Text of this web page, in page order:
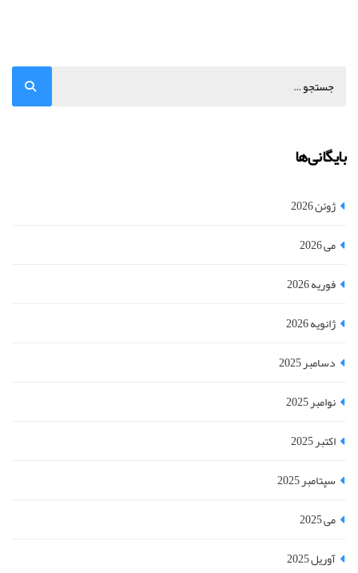
بایگانی‌ها
ژوئن 2026
می 2026
فوریه 2026
ژانویه 2026
دسامبر 2025
نوامبر 2025
اکتبر 2025
سپتامبر 2025
می 2025
آوریل 2025